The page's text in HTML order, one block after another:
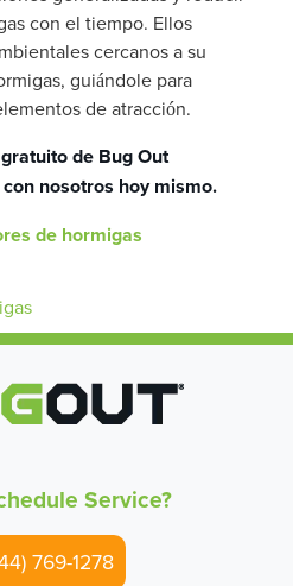
con el tiempo. Ellos
cercanos a su
guiándole para
de atracción.
de Bug Out
nosotros hoy mismo.
de hormigas
Service?
769-1278